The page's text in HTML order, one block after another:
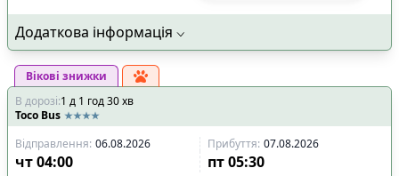
Додаткова інформація
Вікові знижки
В дорозі:1 д 1 год30хв
Toco Bus
Відправлення: 06.08.2026 Прибуття: 07.08.2026
чт04:00 пт 05:30